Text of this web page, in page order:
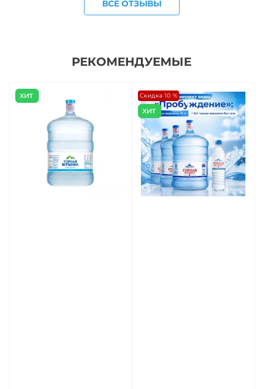
ВСЕ ОТЗЫВЫ
РЕКОМЕНДУЕМЫЕ
Скидка 10 %